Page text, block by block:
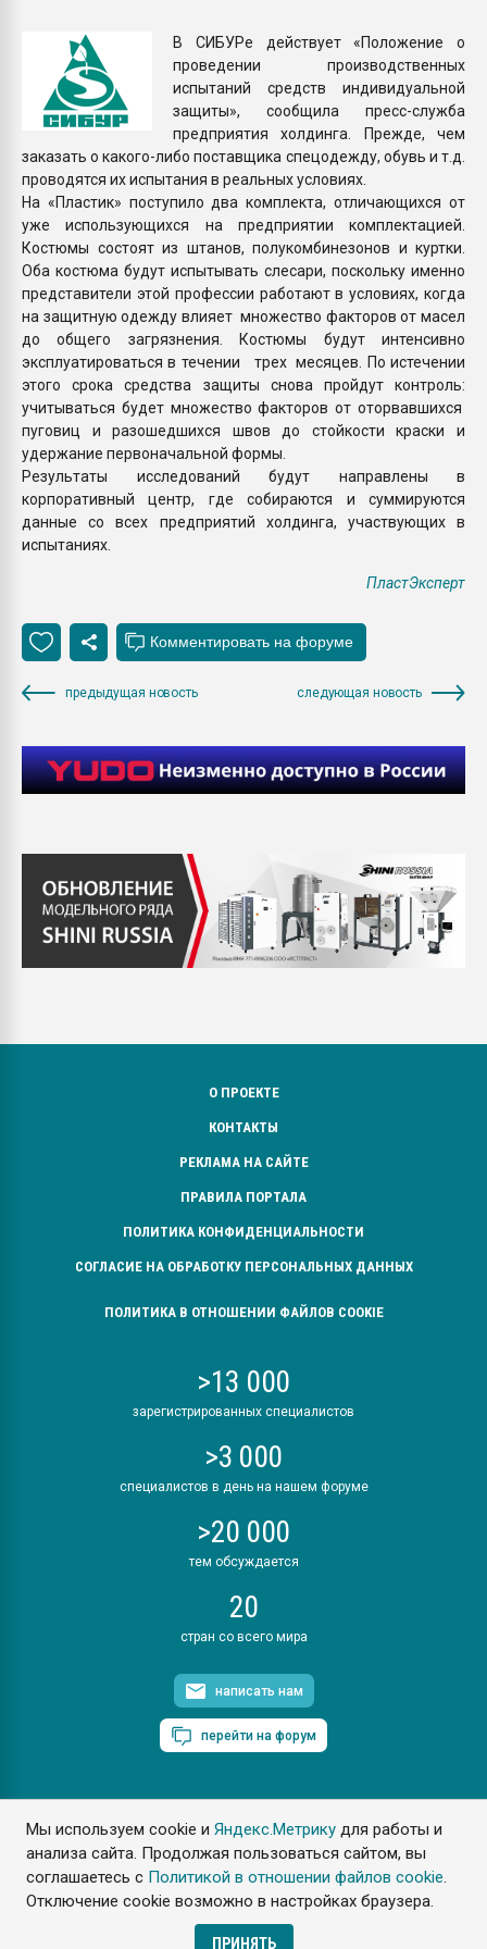
Мы используем cookie иЯндекс.Метрику для работы и
анализа сайта. Продолжая пользоваться сайтом, вы
соглашаетесь с Политикой в отношении файлов cookie.
Отключение cookie возможно в настройках браузера.
ПРИНЯТЬ
ПЕРЕЙТИ НА
В СИБУРе действует «Положение о
проведении производственных
испытаний средств индивидуальной
защиты», сообщила пресс-служба
предприятия холдинга. Прежде, чем
заказать о какого-либо поставщика спецодежду, обувь и т.д.
проводятся их испытания в реальных условиях.
На «Пластик» поступило два комплекта, отличающихся от
уже использующихся на предприятии комплектацией.
Костюмы состоят из штанов, полукомбинезонов и куртки.
Оба костюма будут испытывать слесари, поскольку именно
представители этой профессии работают в условиях, когда
на защитную одежду влияет множество факторов от масел
до общего загрязнения. Костюмы будут интенсивно
эксплуатироваться в течении трех месяцев. По истечении
этого срока средства защиты снова пройдут контроль:
учитываться будет множество факторов от оторвавшихся
пуговиц и разошедшихся швов до стойкости краски и
удержание первоначальной формы.
Результаты исследований будут направлены в
корпоративный центр, где собираются и суммируются
данные со всех предприятий холдинга, участвующих в
испытаниях.
ПластЭксперт
предыдущая новость следующая новость
О ПРОЕКТЕ
КОНТАКТЫ
РЕКЛАМА НА САЙТЕ
ПРАВИЛА ПОРТАЛА
ПОЛИТИКА КОНФИДЕНЦИАЛЬНОСТИ
СОГЛАСИЕ НА ОБРАБОТКУ ПЕРСОНАЛЬНЫХ ДАННЫХ
ПОЛИТИКА В ОТНОШЕНИИ ФАЙЛОВ COOKIE
>13 000
зарегистрированных специалистов
>3 000
специалистов в день на нашем форуме
>20 000
тем обсуждается
20
стран со всего мира
написать нам
перейти на форум
ПластЭксперт © 2006. Все права защищены
Разрешается копирование материалов сайта с обязательной
ссылкой на www.e-plastic.ru
Разработка сайта